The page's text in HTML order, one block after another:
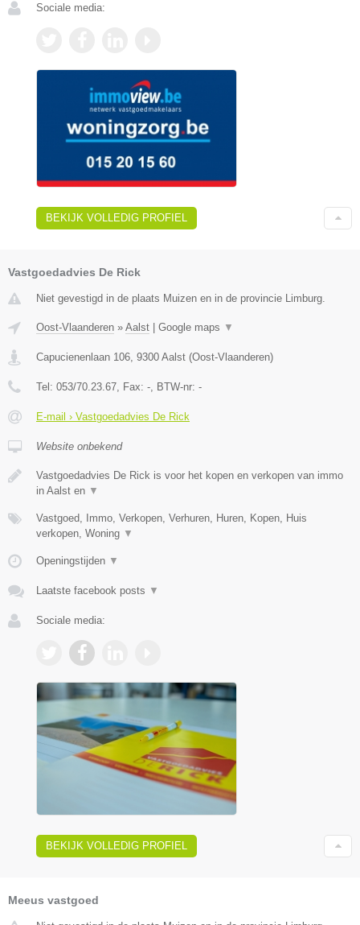
Sociale media:
BEKIJK VOLLEDIG PROFIEL
Vastgoedadvies De Rick
Niet gevestigd in de plaats Muizen en in de provincie Limburg.
Oost-Vlaanderen » Aalst Google maps ▼
Capucienenlaan 106 9300 Aalst (Oost-Vlaanderen)
Tel: 053/70.23.67 , Fax: - , BTW-nr: -
E-mail › Vastgoedadvies De Rick
Website onbekend
Vastgoedadvies De Rick is voor het kopen en verkopen van immo
in Aalst en ▼
Vastgoed, Immo, Verkopen, Verhuren, Huren, Kopen, Huis
verkopen, Woning ▼
Openingstijden ▼
Laatste facebook posts ▼
Sociale media:
BEKIJK VOLLEDIG PROFIEL
Meeus vastgoed